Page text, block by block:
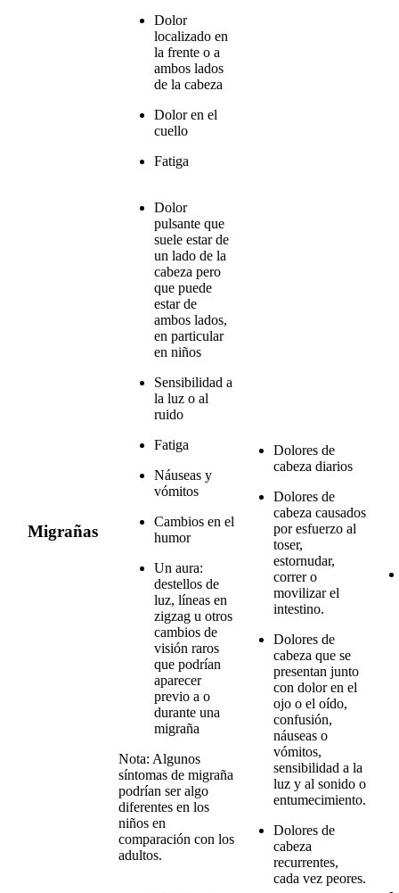
Dolor
localizado en
la frente o a
ambos lados
de la cabeza
Dolor en el
cuello
Fatiga
Dolores de
cabeza diarios
Dolores de
cabeza causados
por esfuerzo al
toser,
estornudar,
correr o
movilizar el
intestino.
Dolores de
cabeza que se
presentan junto
con dolor en el
ojo o el oído,
confusión,
náuseas o
vómitos,
sensibilidad a la
luz y al sonido o
entumecimiento.
Dolores de
cabeza
recurrentes,
cada vez peores.
Migrañas
Dolor
pulsante que
suele estar de
un lado de la
cabeza pero
que puede
estar de
ambos lados,
en particular
en niños
Sensibilidad a
la luz o al
ruido
Fatiga
Náuseas y
vómitos
Cambios en el
humor
Un aura:
destellos de
luz, líneas en
zigzag u otros
cambios de
visión raros
que podrían
aparecer
previo a o
durante una
migraña
Nota: Algunos
síntomas de migraña
podrían ser algo
diferentes en los
niños en
comparación con los
adultos.